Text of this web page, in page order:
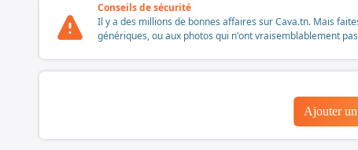
Conseils de sécurité
Il y a des millions de bonnes affaires sur Cava.tn. Mais
génériques, ou aux photos qui n'ont vraisemblablement
Ajouter